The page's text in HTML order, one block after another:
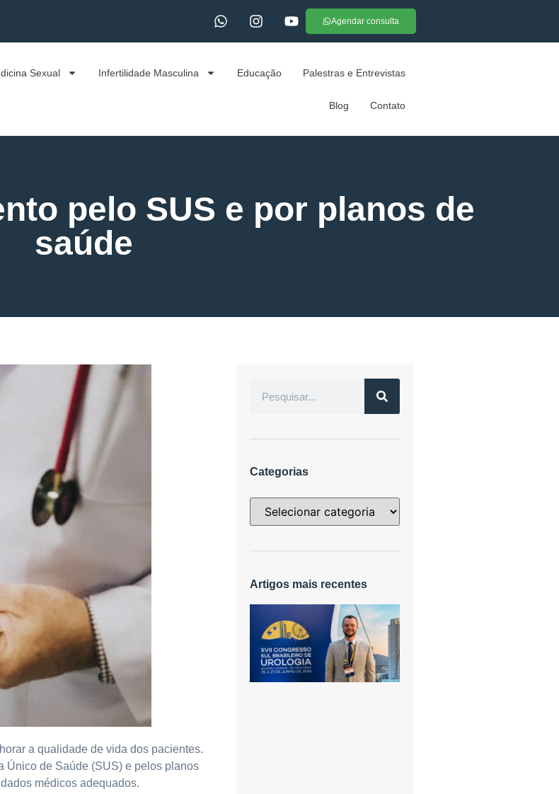
Agendar consulta
Sexual Infertilidade Masculina Educação Palestras e Entrevistas
Blog Contato
pelo SUS e por planos de
saúde
a qualidade de vida dos pacientes.
Único de Saúde (SUS) e pelos planos
médicos adequados.
Categorias
Artigos mais recentes